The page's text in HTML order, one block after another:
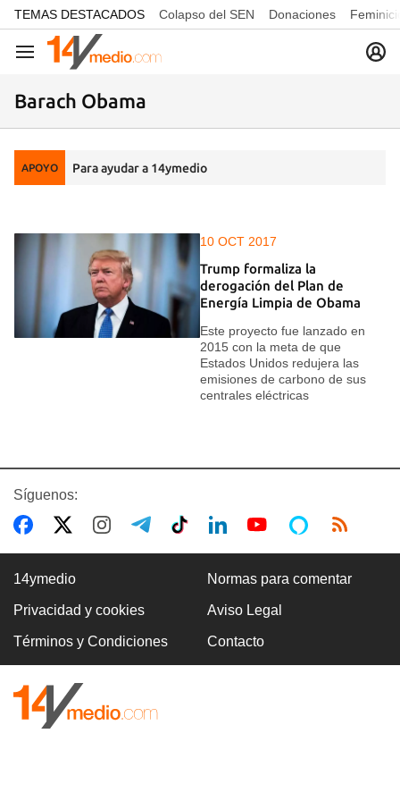
common.go-to-content
TEMAS DESTACADOS Colapso del SEN Donaciones
Navegación
Barach Obama
APOYO Para ayudar a 14ymedio
10 OCT 2017
Trump formaliza la
derogación del Plan de
Energía Limpia de Obama
Este proyecto fue lanzado en
2015 con la meta de que
Estados Unidos redujera las
emisiones de carbono de sus
centrales eléctricas
Síguenos:
14ymedio Normas para comentar
Privacidad y cookies Aviso Legal
Términos y Condiciones Contacto